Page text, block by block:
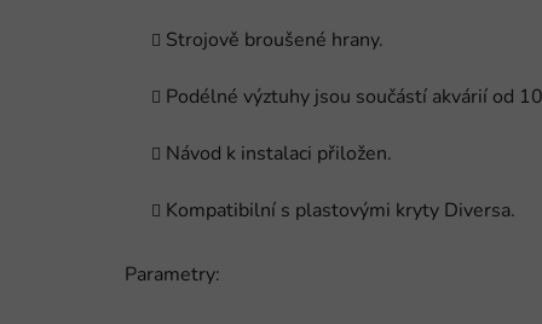
Strojově broušené hrany.
Podélné výztuhy jsou součástí akvárií od
Návod k instalaci přiložen.
Kompatibilní s plastovými kryty Diversa.
Parametry: